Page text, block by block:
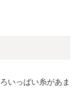
いっぱい糸があま